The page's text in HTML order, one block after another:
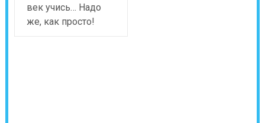
век учись… Надо
же, как просто!